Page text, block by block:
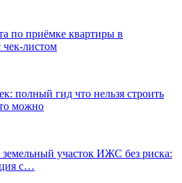
по приёмке квартиры в
чек-листом
полный гид что нельзя строить
можно
участок ИЖС без риска:
с…